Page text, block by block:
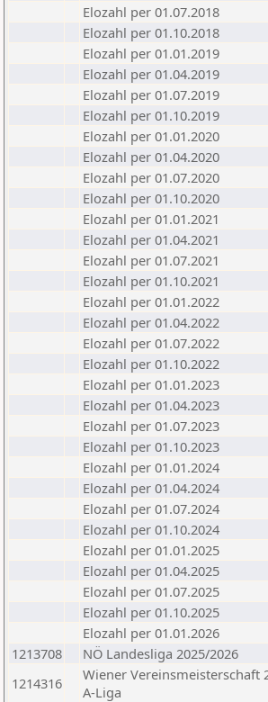
Elozahl per 01.07.2018
Elozahl per 01.10.2018
Elozahl per 01.01.2019
Elozahl per 01.04.2019
Elozahl per 01.07.2019
Elozahl per 01.10.2019
Elozahl per 01.01.2020
Elozahl per 01.04.2020
Elozahl per 01.07.2020
Elozahl per 01.10.2020
Elozahl per 01.01.2021
Elozahl per 01.04.2021
Elozahl per 01.07.2021
Elozahl per 01.10.2021
Elozahl per 01.01.2022
Elozahl per 01.04.2022
Elozahl per 01.07.2022
Elozahl per 01.10.2022
Elozahl per 01.01.2023
Elozahl per 01.04.2023
Elozahl per 01.07.2023
Elozahl per 01.10.2023
Elozahl per 01.01.2024
Elozahl per 01.04.2024
Elozahl per 01.07.2024
Elozahl per 01.10.2024
Elozahl per 01.01.2025
Elozahl per 01.04.2025
Elozahl per 01.07.2025
Elozahl per 01.10.2025
Elozahl per 01.01.2026
1213708
NÖ Landesliga 2025/2026
1214316
Wiener Vereinsmeisterschaft
A-Liga